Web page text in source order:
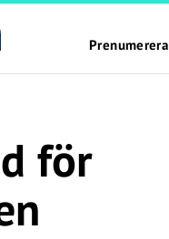
Prenumerera
för